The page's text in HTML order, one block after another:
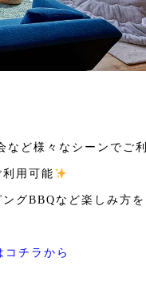
など様々なシーンでご
用可能
グBBQなど楽しみ方
コチラから